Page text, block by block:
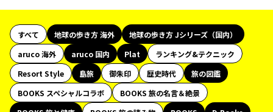
すべて 地球の歩き方 海外
地球の歩き方 Jシリーズ（国内）
aruco 海外
aruco 国内 Plat
ランキング&テクニック
Resort Style
島旅 御朱印 歴史時代
旅の図鑑
BOOKS スペシャルコラボ
BOOKS 旅の名言＆絶景